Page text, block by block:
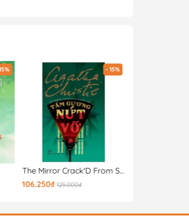
- 15%
The Mirror Crack'D From Side To Side - Tấm Gương Nứt Vỡ - Một Vụ Án Của Jane Marple
106.250₫ 125.000₫